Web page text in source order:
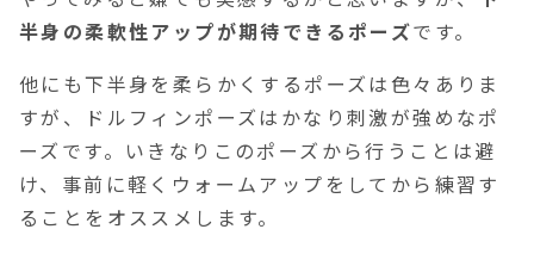
半身の柔軟性アップが期待できるポーズです。
他にも下半身を柔らかくするポーズは色々ありま
すが、ドルフィンポーズはかなり刺激が強めなポ
ーズです。いきなりこのポーズから行うことは避
け、事前に軽くウォームアップをしてから練習す
ることをオススメします。